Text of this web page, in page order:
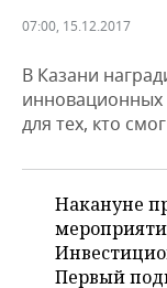
ДЕКЛАРАЦИИ
КОРОЛИ
ВУЗЫ
ТОРГОВЫЕ
ТАТАРСТАНА
НОВОСТИ
ФИНАНСЫ
БАНКИ
ИНВЕСТИЦИИ
НОВОСТИ
НЕФТЕХИМИЯ
НОВОСТИ
АВТО
НОВОСТИ
ТЕХНОЛОГИИ
07:00, 15.12.2017
В Казани
инновационных
для тех, кто
Накануне
Первый